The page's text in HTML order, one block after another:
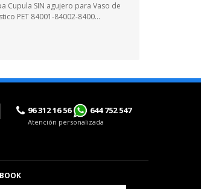
Cupula SIN agujero para Vaso de
PET 84001-84002-8400...
96 312 16 56 644 752 547
Atención personalizada